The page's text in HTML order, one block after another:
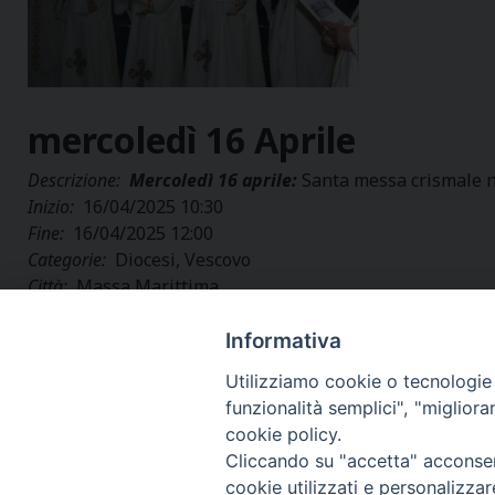
mercoledì 16 Aprile
Descrizione: Mercoledì 16 aprile: Santa messa crismale
Inizio: 16/04/2025 10:30
Fine: 16/04/2025 12:00
Categorie: Diocesi, Vescovo
Città: Massa Marittima
Informativa
Utilizziamo cookie o
funzionalità semplici",
cookie policy.
Cliccando su "accetta"
cookie utilizzati e